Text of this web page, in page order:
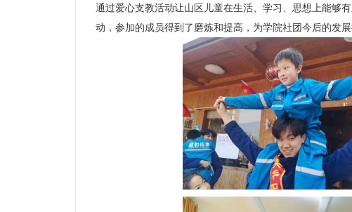
通过爱心支教活动让山区儿童在生活、学习、思想上能够
动，参加的成员得到了磨炼和提高，为学院社团今后的发